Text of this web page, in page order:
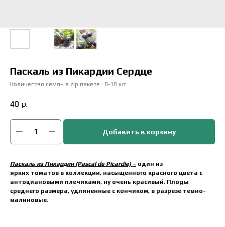
Паскаль из Пикардии Сердце
Количество семян в zip пакете : 8-10 шт.
40 р.
Добавить в корзину
Паскаль из Пикардии (Pascal de Picardie) – один из
ярких томатов в коллекции, насыщенного красного цвета с
антоциановыми плечиками, ну очень красивый. Плоды
среднего размера, удлиненные с кончиком, в разрезе темно-
малиновые.